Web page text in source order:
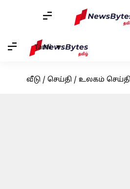
Tamil
வீடு / செய்தி / உலகம் செய்தி